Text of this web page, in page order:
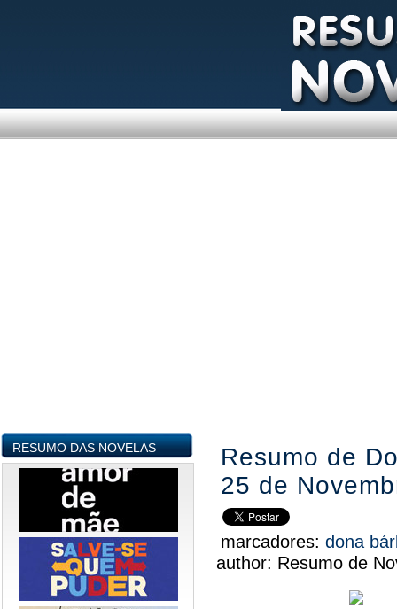
RESUMO DAS NOVELAS
Resumo de
25 de
marcadores: dona
author: Resumo de